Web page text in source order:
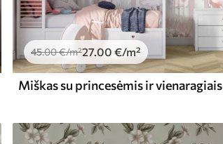
45.00€/m²27.00 €/m²
Miškas su princesėmis ir vienaragiais